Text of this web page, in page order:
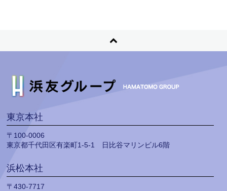
東京本社
〒100-0006
東京都千代田区有楽町1-5-1 日比谷マリンビル6階
浜松本社
〒430-7717